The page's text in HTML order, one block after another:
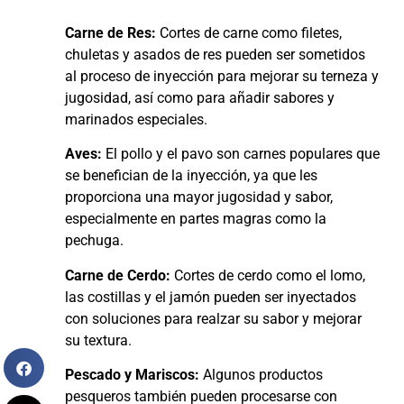
Carne de Res: Cortes de carne como filetes,
chuletas y asados de res pueden ser sometidos
al proceso de inyección para mejorar su terneza y
jugosidad, así como para añadir sabores y
marinados especiales.
Aves: El pollo y el pavo son carnes populares que
se benefician de la inyección, ya que les
proporciona una mayor jugosidad y sabor,
especialmente en partes magras como la
pechuga.
Carne de Cerdo: Cortes de cerdo como el lomo,
las costillas y el jamón pueden ser inyectados
con soluciones para realzar su sabor y mejorar
su textura.
Pescado y Mariscos: Algunos productos
pesqueros también pueden procesarse con